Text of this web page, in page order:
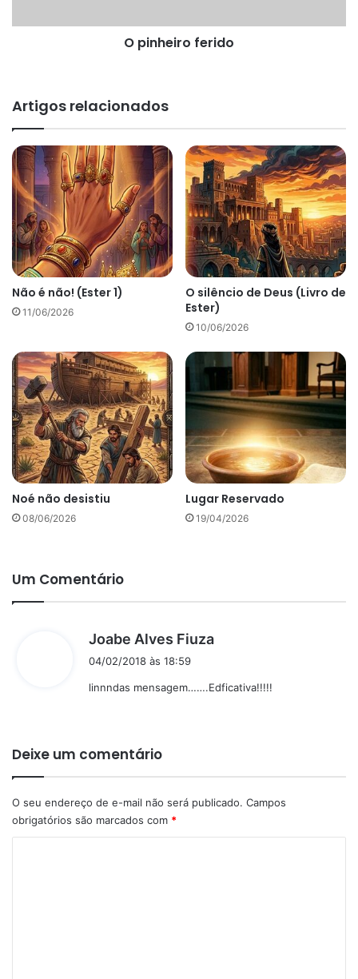
O pinheiro ferido
Artigos relacionados
Não é não! (Ester 1)
11/06/2026
O silêncio de Deus (Livro de
Ester)
10/06/2026
Noé não desistiu
08/06/2026
Lugar Reservado
19/04/2026
Um Comentário
Joabe Alves Fiuza
s
04/02/2018 às 18:59
linnndas mensagem…….Edficativa!!!!!
Deixe um comentário
O seu endereço de e-mail não será publicado. Campos
obrigatórios são marcados com *